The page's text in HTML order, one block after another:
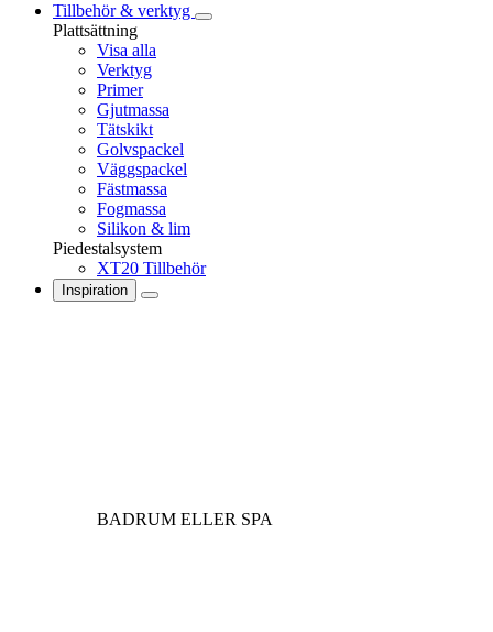
Tillbehör & verktyg
Plattsättning
Visa alla
Verktyg
Primer
Gjutmassa
Tätskikt
Golvspackel
Väggspackel
Fästmassa
Fogmassa
Silikon & lim
Piedestalsystem
XT20 Tillbehör
Inspiration
BADRUM ELLER SPA